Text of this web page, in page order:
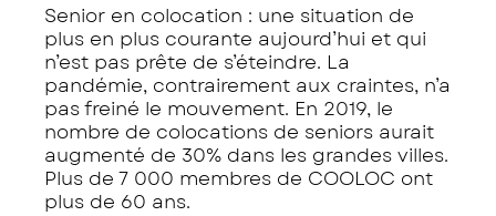
Senior en colocation : une situation de
plus en plus courante aujourd’hui et qui
n’est pas prête de s’éteindre. La
pandémie, contrairement aux craintes, n’a
pas freiné le mouvement. En 2019, le
nombre de colocations de seniors aurait
augmenté de 30% dans les grandes villes.
Plus de 7 000 membres de COOLOC ont
plus de 60 ans.